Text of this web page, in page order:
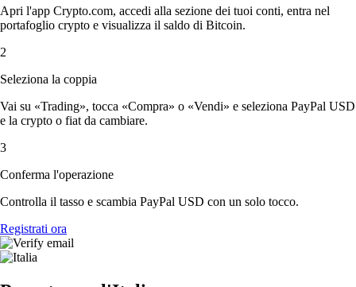
Apri l'app Crypto.com, accedi alla sezione dei tuoi conti, entra nel
portafoglio crypto e visualizza il saldo di Bitcoin.
2
Seleziona la coppia
Vai su «Trading», tocca «Compra» o «Vendi» e seleziona PayPal USD
e la crypto o fiat da cambiare.
3
Conferma l'operazione
Controlla il tasso e scambia PayPal USD con un solo tocco.
Registrati ora